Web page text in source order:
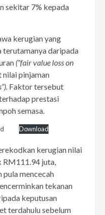
sekitar 7% kepada
kerugian yang
daripada
(“fair value loss on
nilai pinjaman
Faktor tersebut
prestasi
semasa.
Download
kerugian nilai
RM111.94 juta,
pula mencecah
tekanan
keputusan
terdahulu sebelum